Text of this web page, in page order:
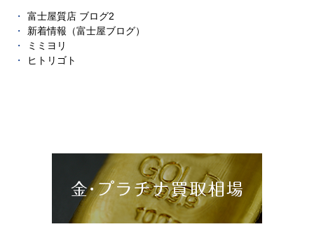
富士屋質店 ブログ2
新着情報（富士屋ブログ）
ミミヨリ
ヒトリゴト